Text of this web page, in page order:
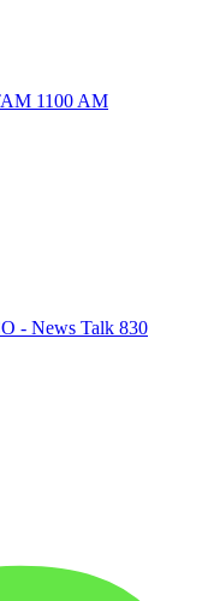
1100 AM
- News Talk 830